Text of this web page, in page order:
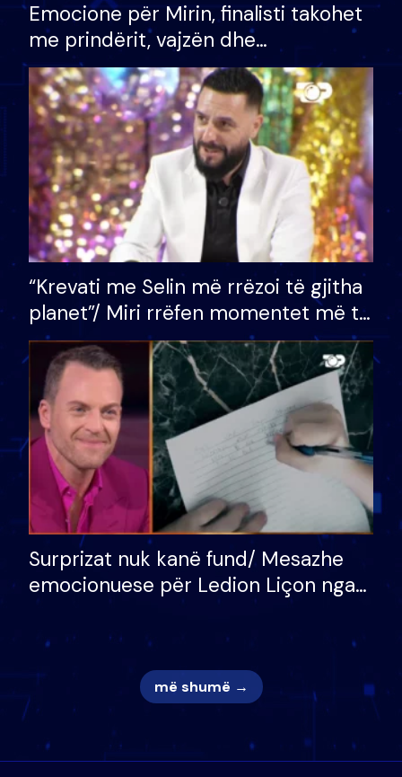
Emocione për Mirin, finalisti takohet
me prindërit, vajzën dhe
bashkëshorten: S’kemi ndonjë letër
divorci apo jo?
“Krevati me Selin më rrëzoi të gjitha
planet”/ Miri rrëfen momentet më të
bukura në shtëpinë e BB VIP: Do më
mungojë zilja e mëngjesit kur…
Surprizat nuk kanë fund/ Mesazhe
emocionuese për Ledion Liçon nga
nuk i mban dot lotët: Nuk meritoj…
më shumë →